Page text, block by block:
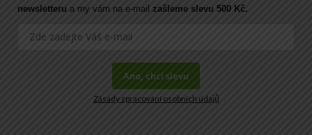
Kontakt
E-mail:
newsletteru a my vám na e-mail zašleme slevu 500 Kč.
Ano, chci slevu
Zásady zpracování osobních údajů